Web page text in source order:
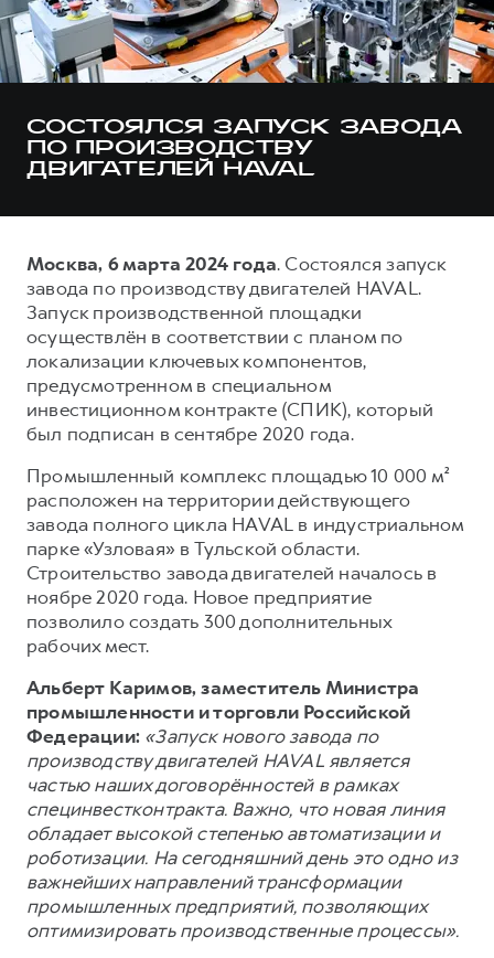
от 3 799 000 ₽ от 4 799 000 ₽
Тест-драйв
Трейд-ин
КРЕДИТ И СТРАХОВАНИЕ
Кредитный калькулятор
Страхование
КОРПОРАТИВНЫМ КЛИЕНТАМ
Для малого бизнеса
Корпоративным клиентам
Крупным корпоративным клиентам
Сервис для корпоративных клиентов
HAVAL Лизинг
АКСЕССУАРЫ HAVAL
Автомобильные аксессуары
Коллекция PRO
Коллекция Базовая
Коллекция Детская
СЕРВИСНОЕ ОБСЛУЖИВАНИЕ
Нулевое ТО
Регламенты технического обслуживания
Электронный ПТС
GWM Безопасность
Гарантия HAVAL
Мобильное приложение GWM
Программа «HAVAL Защита+»
Руководства по эксплуатации
АКСЕССУАРЫ HAVAL
Автомобильные аксессуары
Коллекция PRO
Коллекция Базовая
Коллекция Детская
О дилере
Наша команда
СОСТОЯЛСЯ ЗАПУСК ЗАВОДА
ПО ПРОИЗВОДСТВУ
ДВИГАТЕЛЕЙ HAVAL
Москва, 6 марта 2024 года. Состоялся запуск
завода по производству двигателей HAVAL.
Запуск производственной площадки
осуществлён в соответствии с планом по
локализации ключевых компонентов,
предусмотренном в специальном
инвестиционном контракте (СПИК), который
был подписан в сентябре 2020 года.
Промышленный комплекс площадью 10 000 м²
расположен на территории действующего
завода полного цикла HAVAL в индустриальном
парке «Узловая» в Тульской области.
Строительство завода двигателей началось в
ноябре 2020 года. Новое предприятие
позволило создать 300 дополнительных
рабочих мест.
Альберт Каримов, заместитель Министра
промышленности и торговли Российской
Федерации: «Запуск нового завода по
производству двигателей HAVAL является
частью наших договорённостей в рамках
специнвестконтракта. Важно, что новая линия
обладает высокой степенью автоматизации и
роботизации. На сегодняшний день это одно из
важнейших направлений трансформации
промышленных предприятий, позволяющих
оптимизировать производственные процессы».